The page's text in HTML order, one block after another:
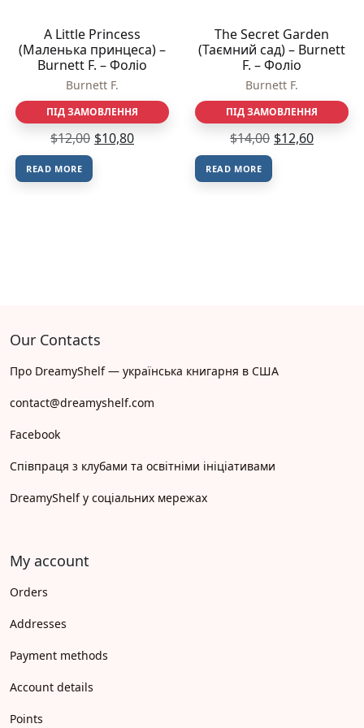
A Little Princess
(Маленька принцеса) –
Burnett F. – Фоліо
Burnett F.
ПІД ЗАМОВЛЕННЯ
$12,00 $10,80
READ MORE
The Secret Garden
(Таємний сад) – Burnett
F. – Фоліо
Burnett F.
ПІД ЗАМОВЛЕННЯ
$14,00 $12,60
READ MORE
Our Contacts
Про DreamyShelf — українська книгарня в США
contact@dreamyshelf.com
Facebook
Співпраця з клубами та освітніми ініціативами
DreamyShelf у соціальних мережах
My account
Orders
Addresses
Payment methods
Account details
Points